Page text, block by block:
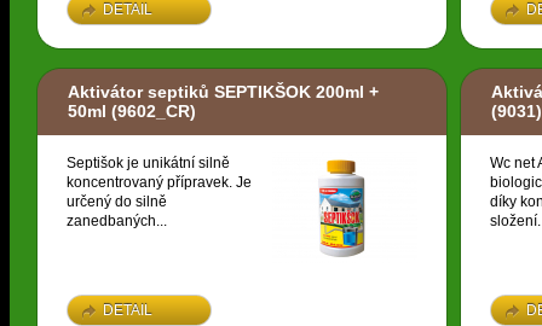
DETAIL
Aktivátor septiků SEPTIKŠOK 200ml +
50ml (9602_CR)
Septišok je unikátní silně
koncentrovaný přípravek. Je
určený do silně
zanedbaných...
DETAIL
(9031)
Wc net
díky